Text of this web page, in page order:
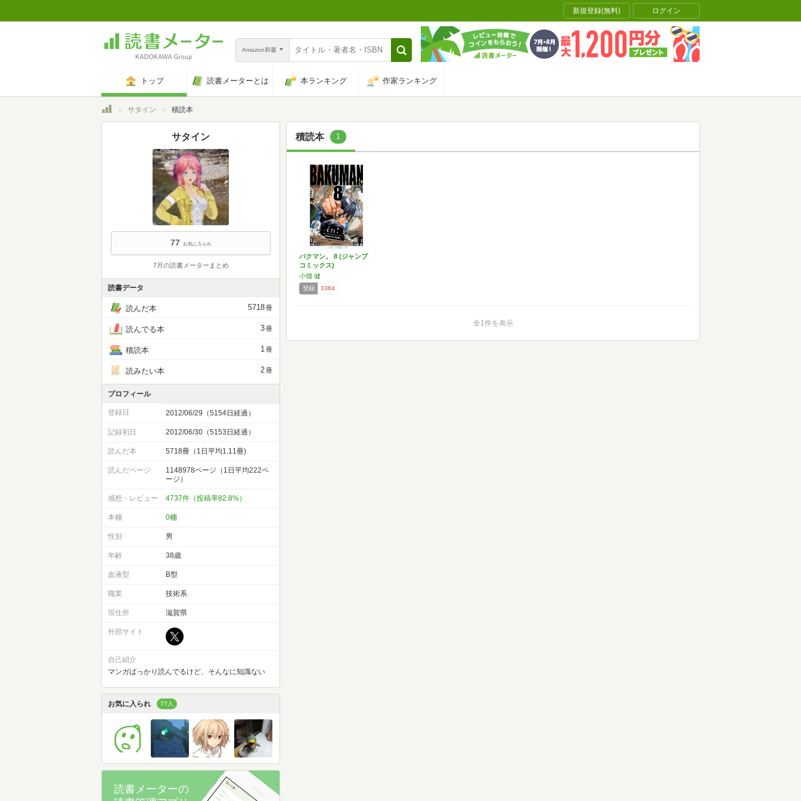
新規登録(無料) ログイン
Amazon和書
トップ 読書メーターとは 本ランキング 作家ランキング
トップサタイン 積読本
積読本 1
バクマン。 8 (ジャンプ
コミックス)
小畑 健
登録 3364
全1件を表示
サタイン
77 お気に入られ
7月の読書メーターまとめ
読書データ
読んだ本 5718冊
読んでる本 3冊
積読本 1冊
読みたい本 2冊
プロフィール
登録日 2012/06/29（5154日経過）
記録初日 2012/06/30（5153日経過）
読んだ本 5718冊（1日平均1.11冊)
読んだページ
1148978ページ（1日平均222ペ
ージ）
感想・レビュー 4737件（投稿率82.8%）
本棚 0棚
性別 男
年齢 38歳
血液型 B型
職業 技術系
現住所 滋賀県
外部サイト
自己紹介
マンガばっかり読んでるけど、そんなに知識ない
お気に入られ 77人
読書メーターの